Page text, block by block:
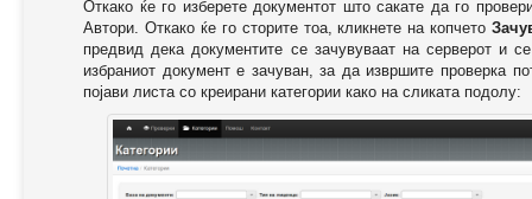
Откако ќе го изберете документот што сакате да го
Автори. Откако ќе го сторите тоа, кликнете на копчето
предвид дека документите се зачувуваат на серверот и
избраниот документ е зачуван, за да извршите проверка
појави листа со креирани категории како на сликата подолу: